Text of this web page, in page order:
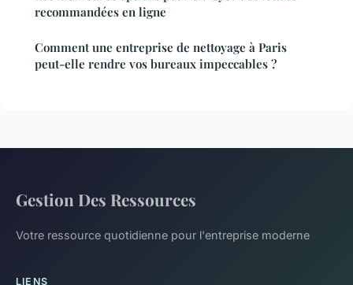
recommandées en ligne
Comment une entreprise de nettoyage à Paris
peut-elle rendre vos bureaux impeccables ?
Gestion Des Ressources
Votre ressource quotidienne pour l'entreprise moderne
LIENS